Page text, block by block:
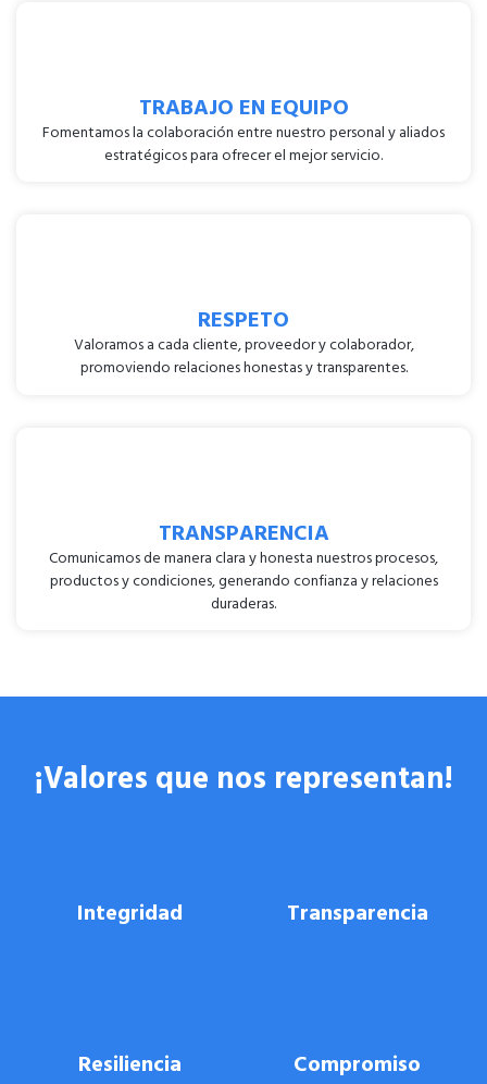
TRABAJO EN EQUIPO
Fomentamos la colaboración entre nuestro personal y aliados
estratégicos para ofrecer el mejor servicio.
RESPETO
Valoramos a cada cliente, proveedor y colaborador,
promoviendo relaciones honestas y transparentes.
TRANSPARENCIA
Comunicamos de manera clara y honesta nuestros procesos,
productos y condiciones, generando confianza y relaciones
duraderas.
¡Valores que nos representan!
Integridad Transparencia
Resiliencia Compromiso